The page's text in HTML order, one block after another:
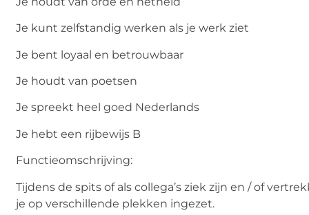
Je kunt zelfstandig werken als je werk ziet
Je bent loyaal en betrouwbaar
Je houdt van poetsen
Je spreekt heel goed Nederlands
Je hebt een rijbewijs B
Functieomschrijving:
Tijdens de spits of als collega’s ziek zijn en / of
je op verschillende plekken ingezet.